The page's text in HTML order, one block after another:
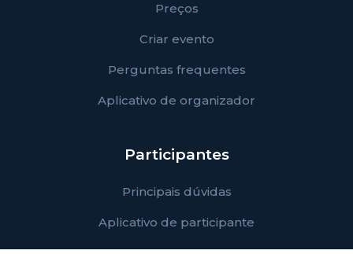
Preços
Criar evento
Perguntas frequentes
Aplicativo de organizador
Participantes
Principais dúvidas
Aplicativo de participante